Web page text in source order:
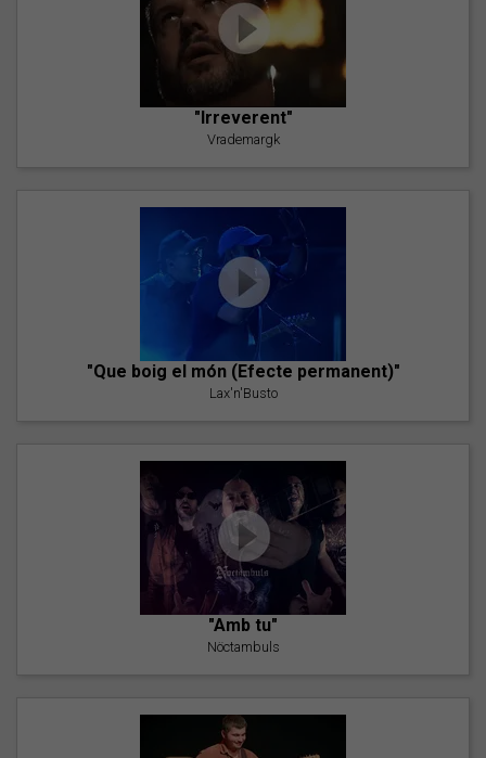
"Irreverent"
Vrademargk
"Que boig el món (Efecte permanent)"
Lax'n'Busto
"Amb tu"
Nöctambuls